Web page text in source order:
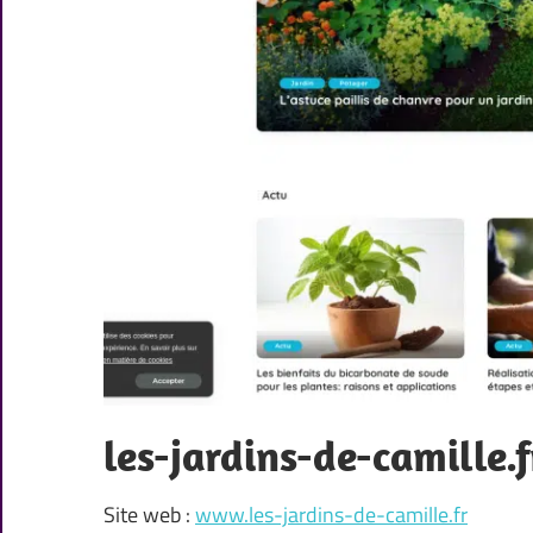
les-jardins-de-
Site web :www.les-jardins-de-camille.fr